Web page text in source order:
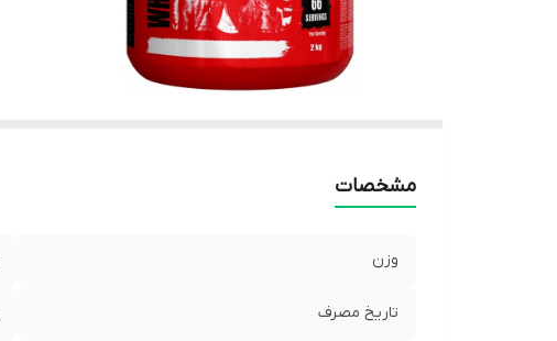
مشخصات
وزن
تاریخ مصرف